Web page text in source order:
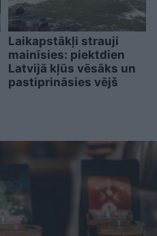
Laikapstākļi strauji
mainīsies: piektdien
Latvijā kļūs vēsāks un
pastiprināsies vējš